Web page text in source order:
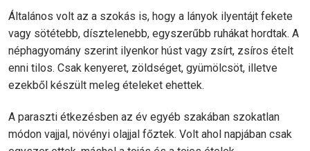
Általános volt az a szokás is, hogy a lányok ilyentájt fekete
vagy sötétebb, dísztelenebb, egyszerűbb ruhákat hordtak. A
néphagyomány szerint ilyenkor húst vagy zsírt, zsíros ételt
enni tilos. Csak kenyeret, zöldséget, gyümölcsöt, illetve
ezekből készült meleg ételeket ehettek.
A paraszti étkezésben az év egyéb szakában szokatlan
módon vajjal, növényi olajjal főztek. Volt ahol napjában csak